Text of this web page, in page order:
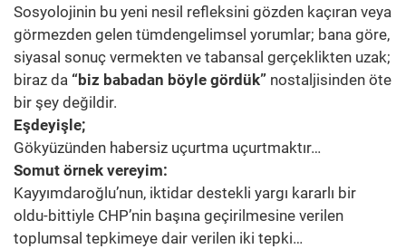
Sosyolojinin bu yeni nesil refleksini gözden kaçıran veya
görmezden gelen tümdengelimsel yorumlar; bana göre,
siyasal sonuç vermekten ve tabansal gerçeklikten uzak;
biraz da “biz babadan böyle gördük” nostaljisinden öte
bir şey değildir.
Eşdeyişle;
Gökyüzünden habersiz uçurtma uçurtmaktır…
Somut örnek vereyim:
Kayyımdaroğlu’nun, iktidar destekli yargı kararlı bir
oldu-bittiyle CHP’nin başına geçirilmesine verilen
toplumsal tepkimeye dair verilen iki tepki…